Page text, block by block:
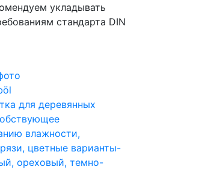
укладывать
стандарта DIN
для деревянных
влажности,
цветные варианты-
ореховый, темно-